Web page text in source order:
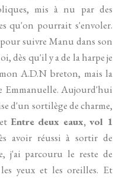
mis à nu par des
qu'on pourrait s'envoler.
suivre Manu dans son
dès qu'il y a de la harpe je
A.D.N breton, mais la
Emmanuelle. Aujourd'hui
d'un sortilège de charme,
Entre deux eaux, vol 1
avoir réussi à sortir de
j'ai parcouru le reste de
yeux et les oreilles. Et